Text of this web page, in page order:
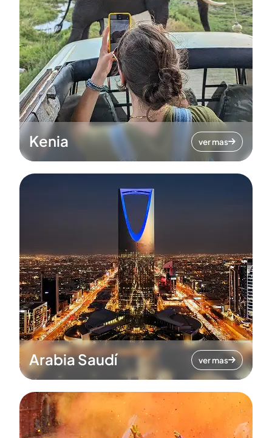
Kenia ver mas
Arabia Saudí ver mas